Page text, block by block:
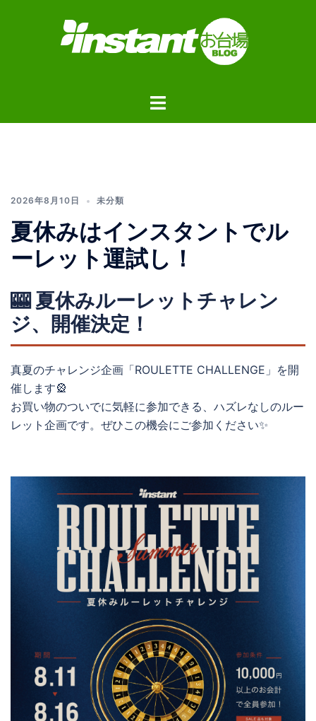
ト
2026年8月10日 未分類
夏休みはインスタントでル
ーレット運試し！
🎰 夏休みルーレットチャレン
ジ、開催決定！
真夏のチャレンジ企画「ROULETTE CHALLENGE」を開
催します🎡
お買い物のついでに気軽に参加できる、ハズレなしのルー
レット企画です。ぜひこの機会にご参加ください✨